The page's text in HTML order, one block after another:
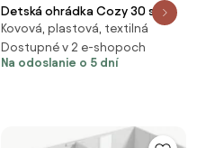
Detská ohrádka Cozy 30 sivá
Kovová, plastová, textilná
Dostupné v 2 e-shopoch
Na odoslanie o 5 dní